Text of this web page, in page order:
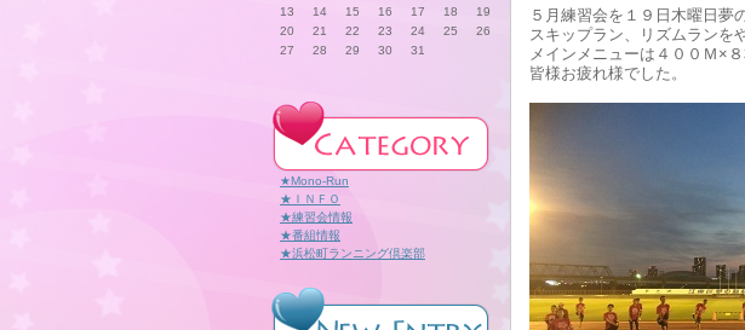
13
14 15 16 17 18
19
20
21 22 23 24 25
26
27
28 29 30 31
★Mono-Run
★ＩＮＦＯ
★練習会情報
★番組情報
★浜松町ランニング倶楽部
５月練習会を１９日木曜日夢
スキップラン、リズムランを
メインメニューは４００Ｍ×８
皆様お疲れ様でした。